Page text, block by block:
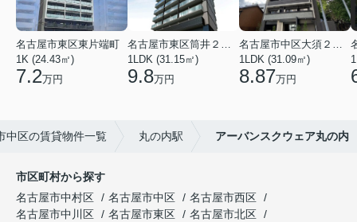
名古屋市東区東片端町
1K (24.43㎡)
7.2万円
名古屋市東区筒井２丁目
1LDK (31.15㎡)
9.8万円
名古屋市中区大須２丁目
1LDK (31.09㎡)
8.87万円
中区の賃貸物件一覧 丸の内駅 アーバンスクウェア丸の内
市区町村から探す
名古屋市中村区
名古屋市中区
名古屋市西区
名古屋市中川区
名古屋市東区
名古屋市北区